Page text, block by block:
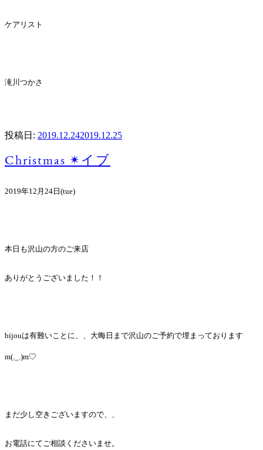
ケアリスト
滝川つかさ
投稿日: 2019.12.242019.12.25
Christmas ✴︎イブ
2019年12月24日(tue)
本日も沢山の方のご来店
ありがとうございました！！
bijouは有難いことに、、大晦日まで沢山のご予約で埋まっております
m(._.)m♡
まだ少し空きございますので、、
お電話にてご相談くださいませ。